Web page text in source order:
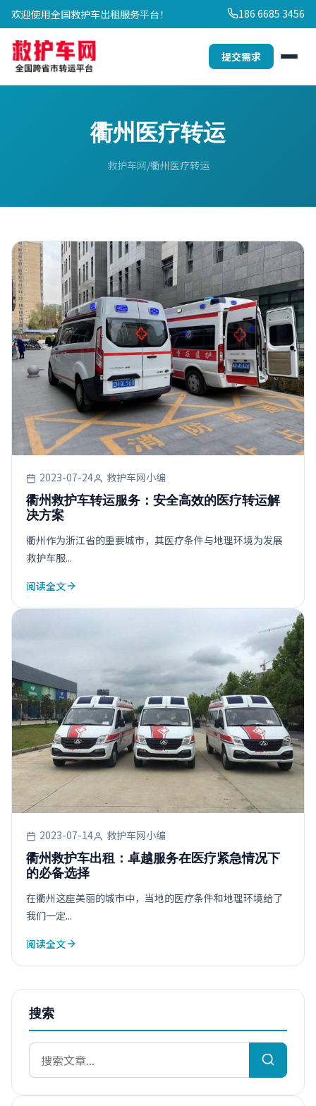
欢迎使用全国救护车出租服务平台！ 186 6685 3456
提交需求
衢州医疗转运
救护车网 衢州医疗转运
2023-07-24 救护车网小编
衢州救护车转运服务：安全高效的医疗转运解
决方案
衢州作为浙江省的重要城市，其医疗条件与地理环境为发展
救护车服...
阅读全文
2023-07-14 救护车网小编
衢州救护车出租：卓越服务在医疗紧急情况下
的必备选择
在衢州这座美丽的城市中，当地的医疗条件和地理环境给了
我们一定...
阅读全文
搜索